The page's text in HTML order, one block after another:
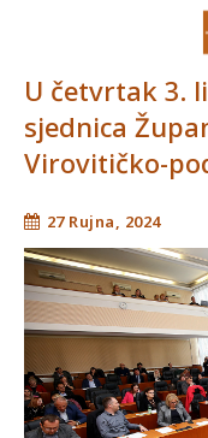
U četvrtak 3.
sjednica
Virovitičko-
27 Rujna, 2024